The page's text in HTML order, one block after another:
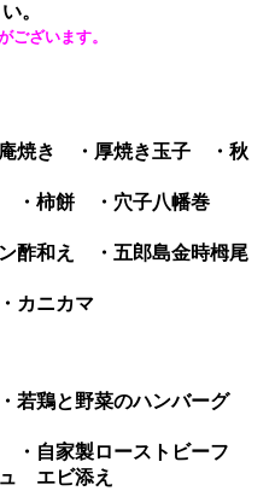
。
ございます。
庵焼き ・厚焼き玉子 ・秋
・柿餅 ・穴子八幡巻
酢和え ・五郎島金時栂尾
カニカマ
若鶏と野菜のハンバーグ
・自家製ローストビーフ
ュ エビ添え